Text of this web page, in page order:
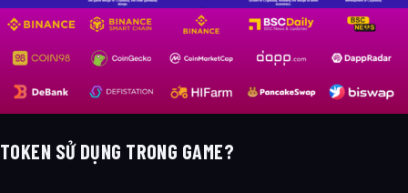
TOKEN SỬ DỤNG TRONG GAME?